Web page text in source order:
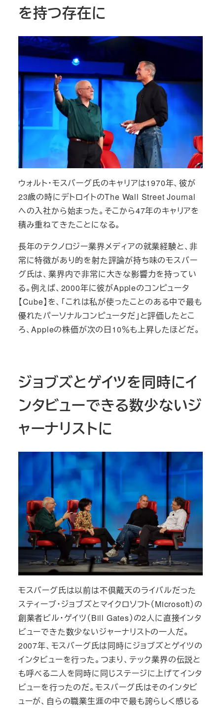
を持つ存在に
ウォルト・モスバーグ氏のキャリアは1970年、彼が
23歳の時にデトロイトのThe Wall Street Journal
への入社から始まった。そこから47年のキャリアを
積み重ねてきたことになる。
長年のテクノロジー業界メディアの就業経験と、非
常に特徴があり的を射た評論が持ち味のモスバー
グ氏は、業界内で非常に大きな影響力を持ってい
る。例えば、2000年に彼がAppleのコンピュータ
【Cube】を、「これは私が使ったことのある中で最も
優れたパーソナルコンピュータだ」と評価したとこ
ろ、Appleの株価が次の日10％も上昇したほどだ。
ジョブズとゲイツを同時にイ
ンタビューできる数少ないジ
ャーナリストに
モスバーグ氏は以前は不倶戴天のライバルだった
スティーブ・ジョブズとマイクロソフト（Microsoft）の
創業者ビル・ゲイツ（Bill Gates）の2人に直接インタ
ビューできた数少ないジャーナリストの一人だ。
2007年、モスバーグ氏は同時にジョブズとゲイツの
インタビューを行った。つまり、テック業界の伝説と
も呼べる二人を同時に同じステージに上げてインタ
ビューを行ったのだ。モスバーグ氏はそのインタビ
ューが、自らの職業生涯の中で最も誇らしく感じる